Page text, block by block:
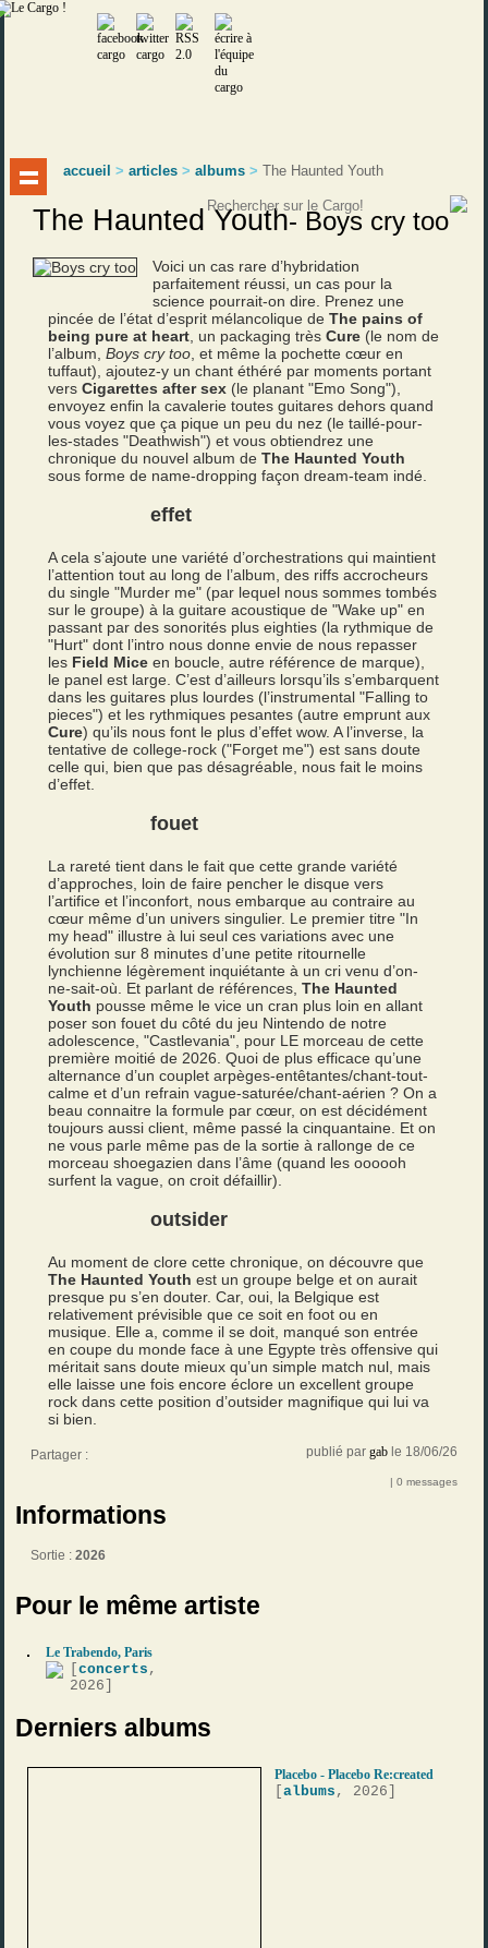
accueil >articles >albums >The Haunted Youth
The Haunted Youth- Boys cry too
Voici un cas rare d’hybridation
parfaitement réussi, un cas pour la
science pourrait-on dire. Prenez une
pincée de l’état d’esprit mélancolique deThe pains of
being pure at heart , un packaging trèsCure (le nom de
l’album,Boys cry too , et même la pochette cœur en
tuffaut), ajoutez-y un chant éthéré par moments portant
versCigarettes after sex (le planant "Emo Song"),
envoyez enfin la cavalerie toutes guitares dehors quand
vous voyez que ça pique un peu du nez (le taillé-pour-
les-stades "Deathwish") et vous obtiendrez une
chronique du nouvel album deThe Haunted Youth
sous forme de name-dropping façon dream-team indé.
effet
A cela s’ajoute une variété d’orchestrations qui maintient
l’attention tout au long de l’album, des riffs accrocheurs
du single "Murder me" (par lequel nous sommes tombés
sur le groupe) à la guitare acoustique de "Wake up" en
passant par des sonorités plus eighties (la rythmique de
"Hurt" dont l’intro nous donne envie de nous repasser
les Field Mice en boucle, autre référence de marque),
le panel est large. C’est d’ailleurs lorsqu’ils s’embarquent
dans les guitares plus lourdes (l’instrumental "Falling to
pieces") et les rythmiques pesantes (autre emprunt aux
Cure) qu’ils nous font le plus d’effet wow. A l’inverse, la
tentative de college-rock ("Forget me") est sans doute
celle qui, bien que pas désagréable, nous fait le moins
d’effet.
fouet
La rareté tient dans le fait que cette grande variété
d’approches, loin de faire pencher le disque vers
l’artifice et l’inconfort, nous embarque au contraire au
cœur même d’un univers singulier. Le premier titre "In
my head" illustre à lui seul ces variations avec une
évolution sur 8 minutes d’une petite ritournelle
lynchienne légèrement inquiétante à un cri venu d’on-
ne-sait-où. Et parlant de références,The Haunted
Youth pousse même le vice un cran plus loin en allant
poser son fouet du côté du jeu Nintendo de notre
adolescence, "Castlevania", pour LE morceau de cette
première moitié de 2026. Quoi de plus efficace qu’une
alternance d’un couplet arpèges-entêtantes/chant-tout-
calme et d’un refrain vague-saturée/chant-aérien ? On a
beau connaitre la formule par cœur, on est décidément
toujours aussi client, même passé la cinquantaine. Et on
ne vous parle même pas de la sortie à rallonge de ce
morceau shoegazien dans l’âme (quand les oooooh
surfent la vague, on croit défaillir).
outsider
Au moment de clore cette chronique, on découvre que
The Haunted Youth est un groupe belge et on aurait
presque pu s’en douter. Car, oui, la Belgique est
relativement prévisible que ce soit en foot ou en
musique. Elle a, comme il se doit, manqué son entrée
en coupe du monde face à une Egypte très offensive qui
méritait sans doute mieux qu’un simple match nul, mais
elle laisse une fois encore éclore un excellent groupe
rock dans cette position d’outsider magnifique qui lui va
si bien.
Partager : publié par gab le 18/06/26
| 0 messages
Informations
Sortie :2026
Pour le même artiste
Le Trabendo, Paris
[concerts ,
2026]
Derniers albums
Placebo - Placebo Re:created
[albums , 2026]